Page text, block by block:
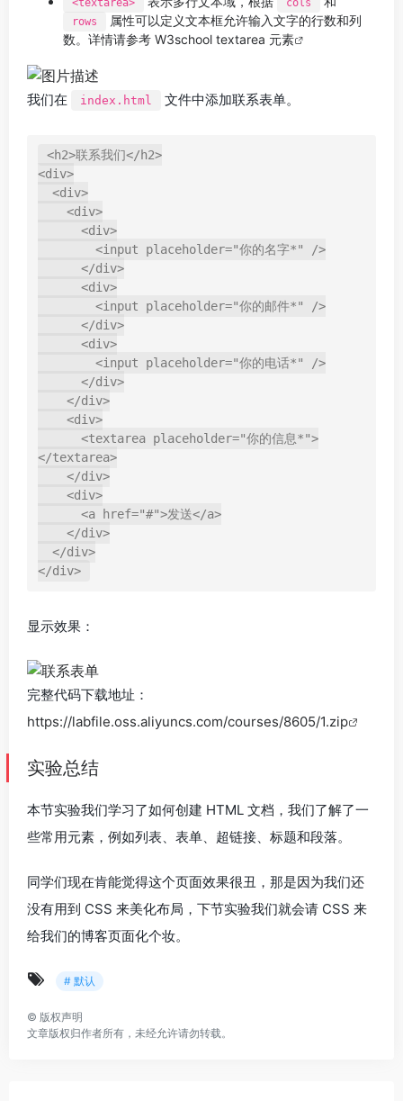
<textarea> cols
rows
属性可以定义文本框允许输入文字的行数和列
数。详情请参考 W3school textarea 元素
我们在 index.html 文件中添加联系表单。
<h2>联系我们</h2>
<div>
</textarea>
显示效果：
完整代码下载地址：
https://labfile.oss.aliyuncs.com/courses/8605/1.zip
实验总结
本节实验我们学习了如何创建 HTML 文档，我们了解了一
些常用元素，例如列表、表单、超链接、标题和段落。
同学们现在肯能觉得这个页面效果很丑，那是因为我们还
没有用到 CSS 来美化布局，下节实验我们就会请 CSS 来
给我们的博客页面化个妆。
# 默认
© 版权声明
文章版权归作者所有，未经允许请勿转载。